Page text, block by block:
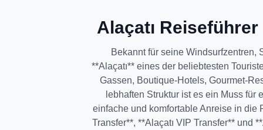
Alaçatı
Bekannt für seine Windsurfzentren,
**Alaçatı** eines der beliebtesten
Gassen, Boutique-Hotels, Gourmet-
lebhaften Struktur ist es ein Muss
einfache und komfortable Anreise in die
Transfer**, **Alaçatı VIP Transfer** und